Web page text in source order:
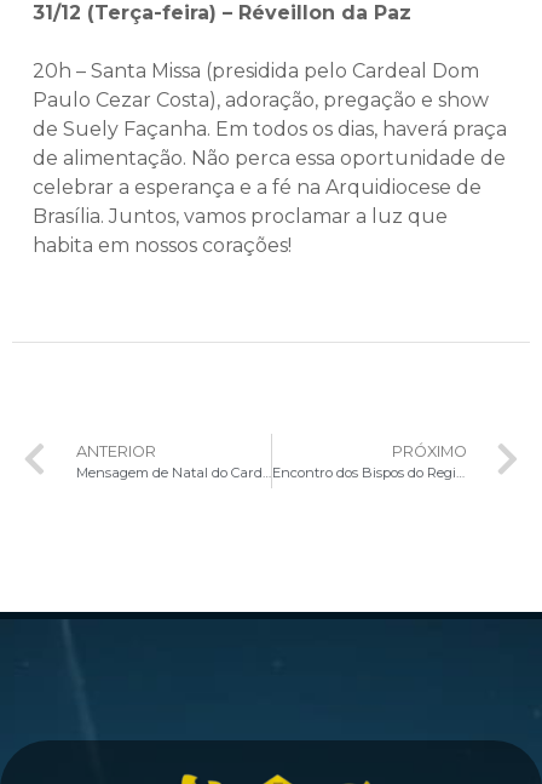
31/12 (Terça-feira) – Réveillon da Paz
20h – Santa Missa (presidida pelo Cardeal Dom
Paulo Cezar Costa), adoração, pregação e show
de Suely Façanha. Em todos os dias, haverá praça
de alimentação. Não perca essa oportunidade de
celebrar a esperança e a fé na Arquidiocese de
Brasília. Juntos, vamos proclamar a luz que
habita em nossos corações!
ANTERIOR PRÓXIMO